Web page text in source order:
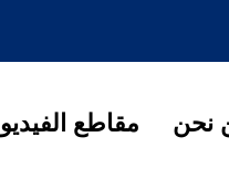
نحن مقاطع الفيديو